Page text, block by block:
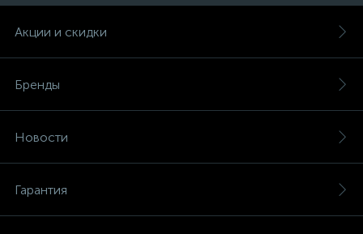
Акции и скидки
Бренды
Новости
Гарантия